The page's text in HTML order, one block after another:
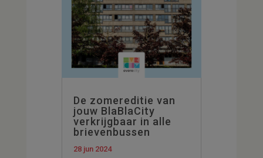
De zomereditie van
jouw BlaBlaCity
verkrijgbaar in alle
brievenbussen
28 jun 2024